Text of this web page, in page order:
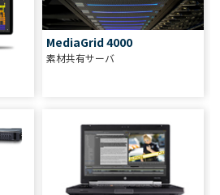
MediaGrid 4000
素材共有サーバ